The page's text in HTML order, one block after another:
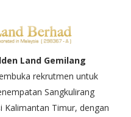
Land Gemilang
rekrutmen untuk
Sangkulirang
Kalimantan Timur, dengan